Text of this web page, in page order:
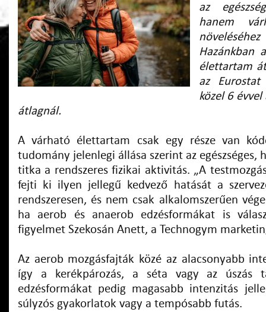
az
hanem
Hazánkban
élettartam
az
közel 6
átlagnál.
A várható élettartam csak egy része van
tudomány jelenlegi állása szerint az egészséges,
titka a rendszeres fizikai aktivitás. „A
fejti ki ilyen jellegű kedvező hatását a
rendszeresen, és nem csak alkalomszerűen
ha aerob és anaerob edzésformákat is
figyelmet Szekosán Anett, a Technogym
Az aerob mozgásfajták közé az alacsonyabb
így a kerékpározás, a séta vagy az úszás
edzésformákat pedig magasabb intenzitás
súlyzós gyakorlatok vagy a tempósabb futás.